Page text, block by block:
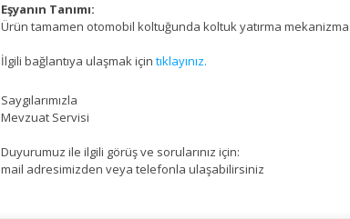
Eşyanın Tanımı:
Ürün tamamen otomobil koltuğunda koltuk yatırma
İlgili bağlantıya ulaşmak için tıklayınız.
Saygılarımızla
Mevzuat Servisi
Duyurumuz ile ilgili görüş ve sorularınız için:
mail adresimizden veya telefonla ulaşabilirsiniz